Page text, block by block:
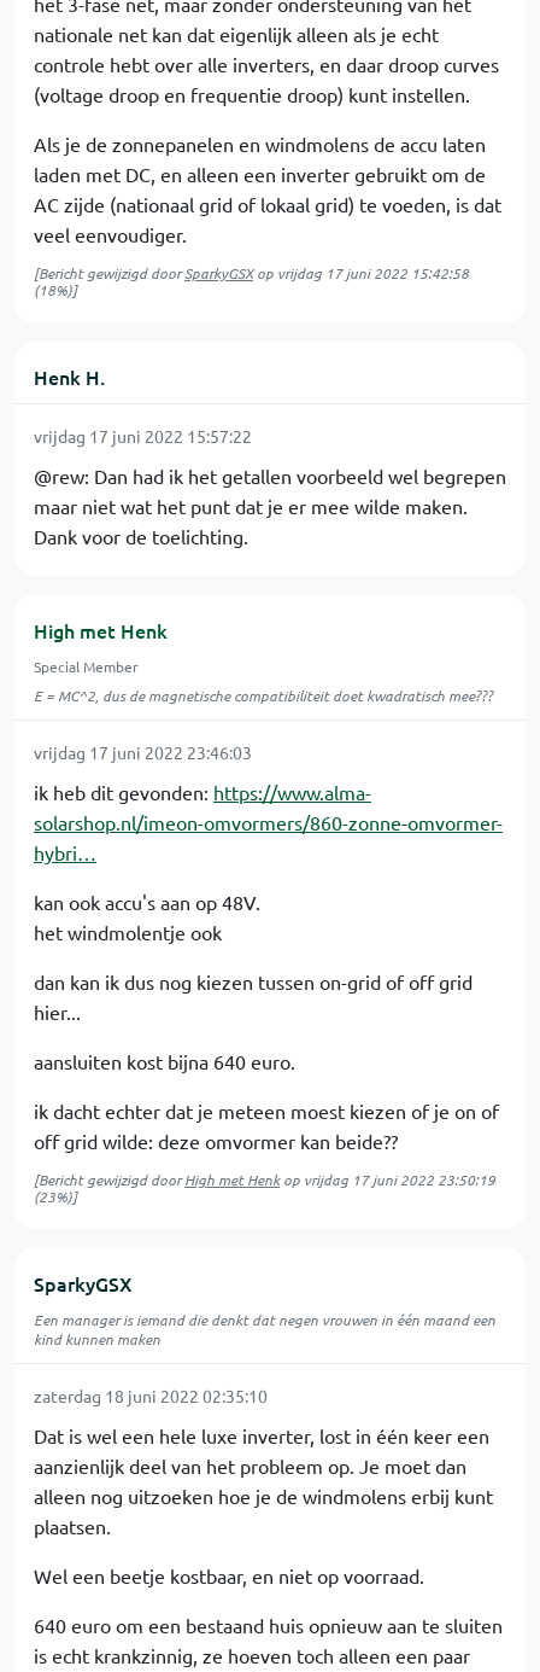
nationale net kan dat eigenlijk alleen als je echt
controle hebt over alle inverters, en daar droop curves
(voltage droop en frequentie droop) kunt instellen.
Als je de zonnepanelen en windmolens de accu laten
laden met DC, en alleen een inverter gebruikt om de
AC zijde (nationaal grid of lokaal grid) te voeden, is dat
veel eenvoudiger.
[Bericht gewijzigd doorSparkyGSXop vrijdag 17 juni 2022 15:42:58
(18%)]
Henk H.
vrijdag 17 juni 2022 15:57:22
@rew: Dan had ik het getallen voorbeeld wel begrepen
maar niet wat het punt dat je er mee wilde maken.
Dank voor de toelichting.
High met Henk
Special Member
E = MC^2, dus de magnetische compatibiliteit doet kwadratisch mee???
vrijdag 17 juni 2022 23:46:03
ik heb dit gevonden: https://www.alma-
solarshop.nl/imeon-omvormers/860-zonne-omvormer-
hybri…
kan ook accu's aan op 48V.
het windmolentje ook
dan kan ik dus nog kiezen tussen on-grid of off grid
hier...
aansluiten kost bijna 640 euro.
ik dacht echter dat je meteen moest kiezen of je on of
off grid wilde: deze omvormer kan beide??
[Bericht gewijzigd doorHigh met Henkop vrijdag 17 juni 2022 23:50:19
(23%)]
SparkyGSX
Een manager is iemand die denkt dat negen vrouwen in één maand een
kind kunnen maken
zaterdag 18 juni 2022 02:35:10
Dat is wel een hele luxe inverter, lost in één keer een
aanzienlijk deel van het probleem op. Je moet dan
alleen nog uitzoeken hoe je de windmolens erbij kunt
plaatsen.
Wel een beetje kostbaar, en niet op voorraad.
640 euro om een bestaand huis opnieuw aan te sluiten
is echt krankzinnig, ze hoeven toch alleen een paar